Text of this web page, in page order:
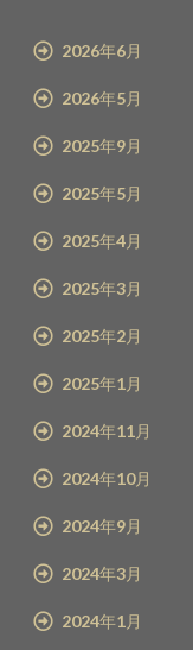
2026年6月
2026年5月
2025年9月
2025年5月
2025年4月
2025年3月
2025年2月
2025年1月
2024年11月
2024年10月
2024年9月
2024年3月
2024年1月